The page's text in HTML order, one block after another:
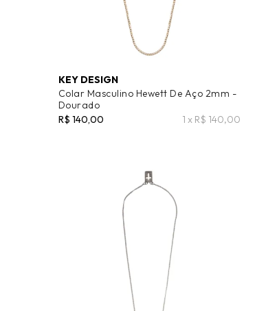
KEY DESIGN
Colar Masculino Hewett De Aço 2mm -
Dourado
R$ 140,00
1 x R$ 140,00